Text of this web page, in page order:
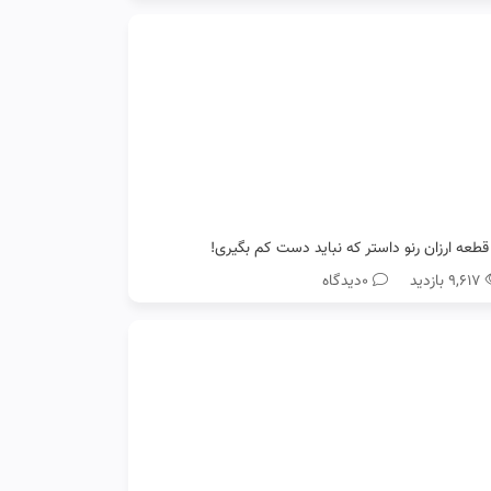
۹,۶۱۷ بازدید
0دیدگاه